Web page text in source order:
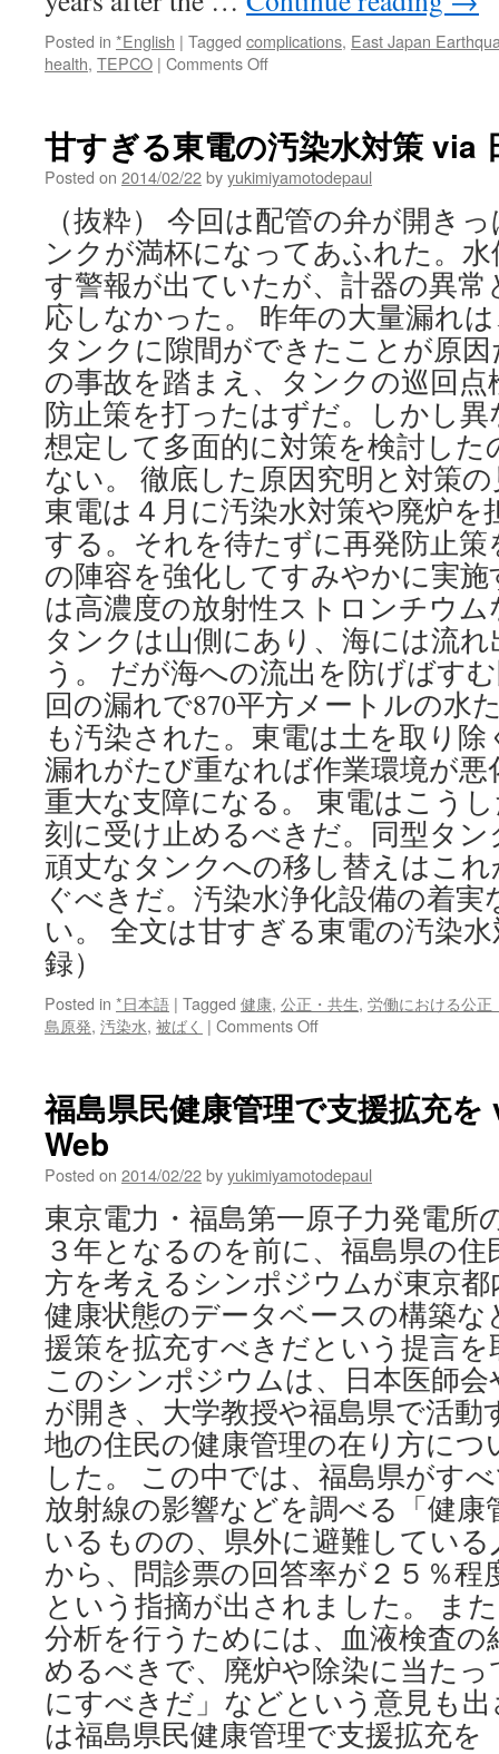
Posted in *English | Tagged complications, East Japan
health, TEPCO | Comments Offon
stress,
health
complications
more
people
than
initial
disaster
via
The
Voice
Russia
甘すぎる東電の汚染水対策 via
Posted on 2014/02/22byyukimiyamotodepaul
（抜粋） 今回は配管の弁が開き
ンクが満杯になってあふれた。
す警報が出ていたが、計器の異常
応しなかった。 昨年の大量漏れ
タンクに隙間ができたことが原
の事故を踏まえ、タンクの巡回
防止策を打ったはずだ。しかし
想定して多面的に対策を検討し
ない。 徹底した原因究明と対策
東電は４月に汚染水対策や廃炉を
する。それを待たずに再発防止
の陣容を強化してすみやかに実
は高濃度の放射性ストロンチウ
タンクは山側にあり、海には流
う。 だが海への流出を防げばす
回の漏れで870平方メートルの水
も汚染された。東電は土を取り
漏れがたび重なれば作業環境が
重大な支障になる。 東電はこう
刻に受け止めるべきだ。同型タン
頑丈なタンクへの移し替えはこ
ぐべきだ。汚染水浄化設備の着
い。 全文は甘すぎる東電の汚染
録）
Posted in *日本語 | Tagged 健康, 公正・共生, 労働における公正
島原発, 汚染水, 被ばく | Comments Offon
る
の
汚
染
対
策
via
日
本
済
新
聞
福島県民健康管理で支援拡充
Web
Posted on 2014/02/22byyukimiyamotodepaul
東京電力・福島第一原子力発電所
３年となるのを前に、福島県の
方を考えるシンポジウムが東京
健康状態のデータベースの構築な
援策を拡充すべきだという提言
このシンポジウムは、日本医師
が開き、大学教授や福島県で活動
地の住民の健康管理の在り方に
した。 この中では、福島県がす
放射線の影響などを調べる「健康
いるものの、県外に避難してい
から、問診票の回答率が２５％
という指摘が出されました。 ま
分析を行うためには、血液検査
めるべきで、廃炉や除染に当た
にすべきだ」などという意見も
は福島県民健康管理で支援拡充を